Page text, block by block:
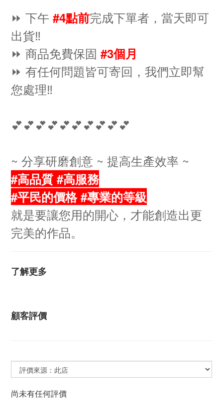
⏩ 下午 #4點前完成下單者，當天即可
出貨‼️
⏩ 商品免費保固 #3個月
⏩ 有任何問題皆可寄回，我們立即幫
您處理‼️
💕💕💕💕💕💕💕💕💕💕
~ 分享研磨創意 ~ 提高生產效率 ~
#高品質 #高服務
#平民的價格 #專業的等級
就是要讓您用的開心，才能創造出更
完美的作品。
了解更多
顧客評價
尚未有任何評價